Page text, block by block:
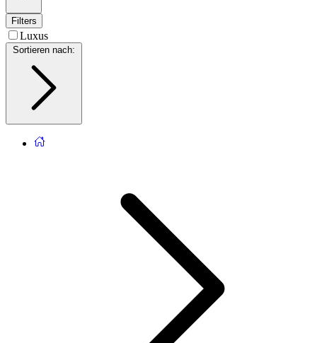
Filters
Luxus
Sortieren nach